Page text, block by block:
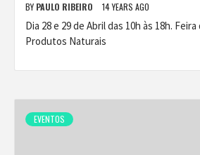
BY PAULO RIBEIRO 14 YEARS AGO
Dia 28 e 29 de Abril das 10h às 18h.
Produtos Naturais
EVENTOS